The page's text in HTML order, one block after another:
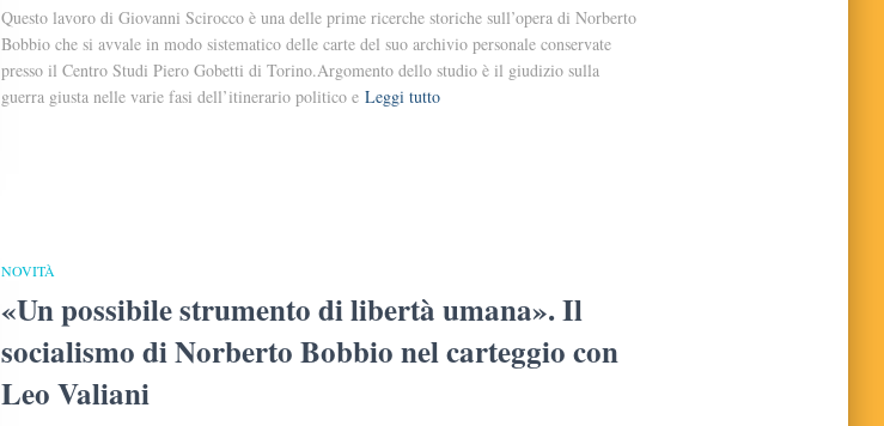
Questo lavoro di Giovanni Scirocco è una delle prime ricerche storiche sull’opera di Norberto
Bobbio che si avvale in modo sistematico delle carte del suo archivio personale conservate
presso il Centro Studi Piero Gobetti di Torino.Argomento dello studio è il giudizio sulla
guerra giusta nelle varie fasi dell’itinerario politico e Leggi tutto
NOVITÀ
«Un possibile strumento di libertà umana». Il
socialismo di Norberto Bobbio nel carteggio con
Leo Valiani